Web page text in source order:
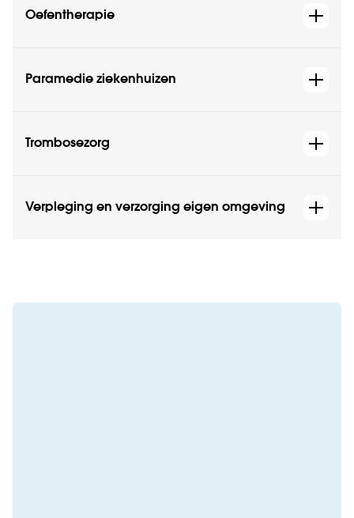
Oefentherapie
Paramedie ziekenhuizen
Trombosezorg
Verpleging en verzorging eigen omgeving